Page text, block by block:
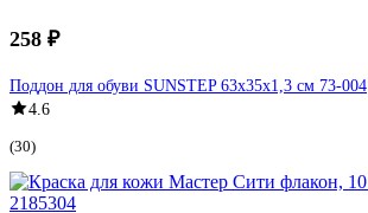
258 ₽
Поддон для обуви SUNSTEP 63х35х1,3 см 73-004
4.6
(30)